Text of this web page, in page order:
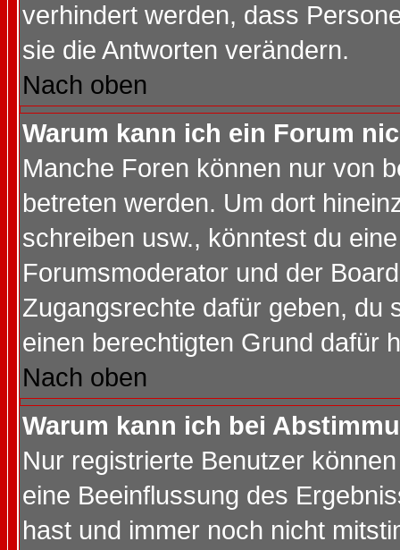
verhindert werden, dass
sie die Antworten verändern.
Nach oben
Warum kann ich ein Forum
Manche Foren können nur von
betreten werden. Um dort
schreiben usw., könntest du
Forumsmoderator und der
Zugangsrechte dafür geben, du
einen berechtigten Grund dafür
Nach oben
Warum kann ich bei
Nur registrierte Benutzer
eine Beeinflussung des
hast und immer noch nicht